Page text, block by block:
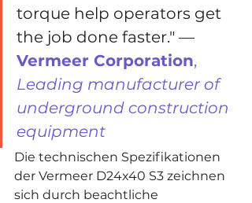
torque help operators get
the job done faster." —
Vermeer Corporation,
Leading manufacturer of
underground construction
equipment
Die technischen Spezifikationen
der Vermeer D24x40 S3 zeichnen
sich durch beachtliche